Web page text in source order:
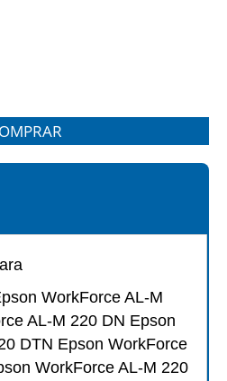
WorkForce AL-M
AL-M 220 DN Epson
DTN Epson WorkForce
WorkForce AL-M 220